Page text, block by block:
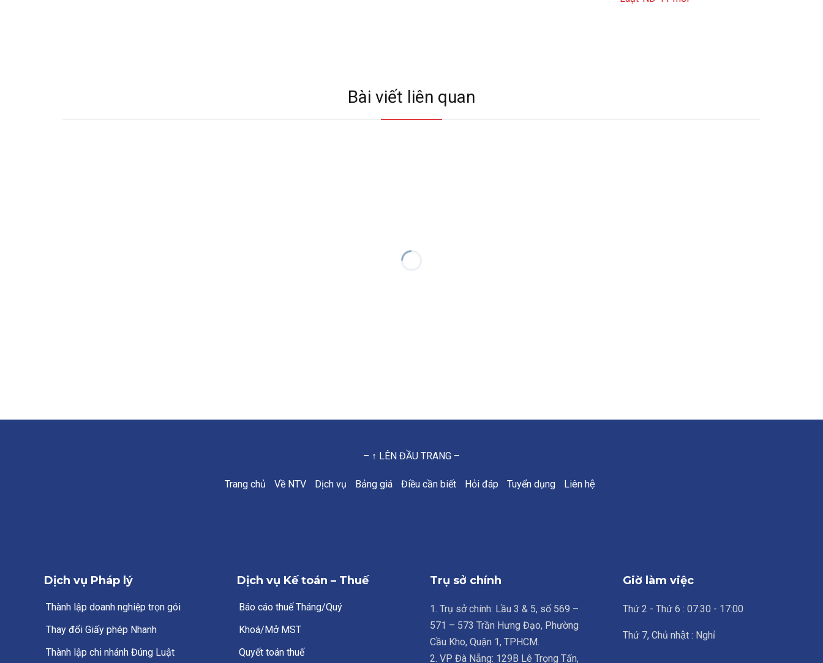
Bài viết liên quan
– ↑ LÊN ĐẦU TRANG –
Trang chủ Về NTV Dịch vụ Bảng giá Điều cần biết Hỏi đáp Tuyển dụng Liên hệ
Dịch vụ Pháp lý
Thành lập doanh nghiệp trọn gói
Thay đổi Giấy phép Nhanh
Thành lập chi nhánh Đúng Luật
Dịch vụ Kế toán – Thuế
Báo cáo thuế Tháng/Quý
Khoá/Mở MST
Quyết toán thuế
Trụ sở chính
1. Trụ sở chính: Lầu 3 & 5, số 569 –
571 – 573 Trần Hưng Đạo, Phường
Cầu Kho, Quận 1, TPHCM.
2. VP Đà Nẵng: 129B Lê Trọng Tấn,
Giờ làm việc
Thứ 2 - Thứ 6 : 07:30 - 17:00
Thứ 7, Chủ nhật : Nghỉ